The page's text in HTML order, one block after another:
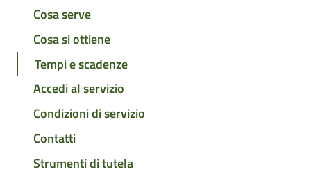
Cosa serve
Cosa si ottiene
Tempi e scadenze
Accedi al servizio
Condizioni di servizio
Contatti
Strumenti di tutela